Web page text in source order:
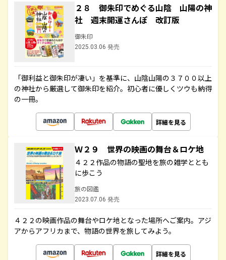
２８ 御朱印でめぐる山陰 山陽の神
社 週末開運さんぽ 改訂版
御朱印
2025.03.06 発売
「御利益と御朱印が凄い」を基準に、山陰山陽の３７００以上
の神社から厳選して御朱印を紹介。初心者に優しくツウも納得
の一冊。
詳細を見る
Ｗ２９ 世界の映画の舞台＆ロケ地
４２２作品の物語の聖地を旅の雑学ととも
に歩こう
旅の図鑑
2023.07.06 発売
４２２の映画作品の舞台やロケ地となった場所へご案内。アジ
アからアフリカまで、物語の世界を旅してみよう。
詳細を見る